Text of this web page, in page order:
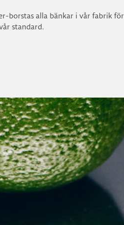
borstas alla bänkar i vår fabrik
standard.